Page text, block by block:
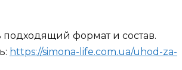
формат и состав.
https://simona-life.com.ua/uhod-za-